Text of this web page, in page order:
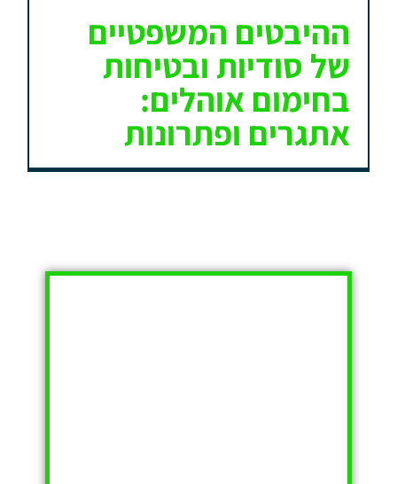
ההיבטים המשפטיים
של סודיות ובטיחות
בחימום אוהלים:
אתגרים ופתרונות